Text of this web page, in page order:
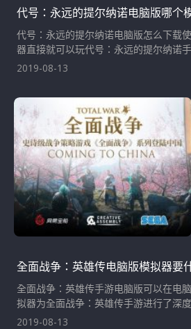
代号：永远的提尔纳诺电脑版哪个
代号：永远的提尔纳诺电脑版怎么下载
器直接就可以玩代号：永远的提尔纳诺
2019-08-13
全面战争：英雄传电脑版模拟器要
全面战争：英雄传手游电脑版可以在电
拟器为全面战争：英雄传手游进行了深
2019-08-13